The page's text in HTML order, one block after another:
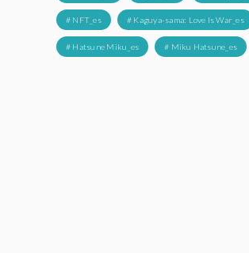
# NFT_es # Kaguya-sama: Love Is War_es
# Hatsune Miku_es # Miku Hatsune_es